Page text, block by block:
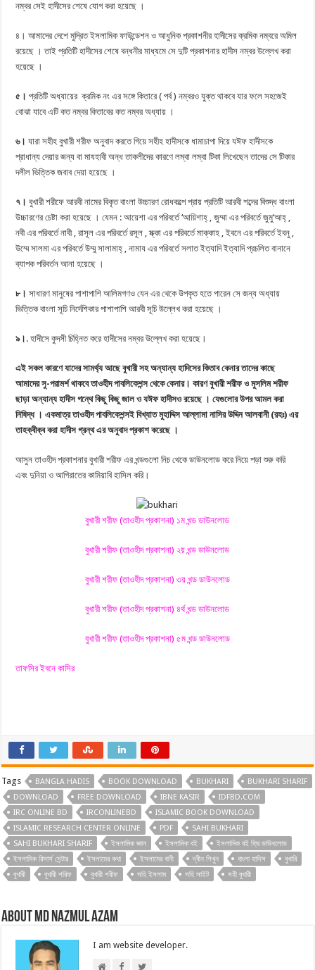
নম্বর সেই হাদীসের শেষে যোগ করা হয়েছে ।
৪। আমাদের দেশে মুদ্রিত ইসলামিক ফাউন্ডেশন ও আধুনিক প্রকাশনীর হাদীসের ক্রমিক নম্বরে অমিল
রয়েছে । তাই প্রতিটি হাদীসের শেষে বন্ধনীর মাধ্যমে সে দুটি প্রকাশনার হাদীস নম্বর উল্লেখ করা
হয়েছে ।
৫।প্রতিটি অধ্যায়ের ক্রমিক নং এর সঙ্গে কিতারে ( পর্ব ) নম্বরও যুক্ত থাকবে যার ফলে সহজেই
বোঝা যাবে এটি কত নম্বর কিতাবের কত নম্বর অধ্যায় ।
৬।যারা সহীহ বুখারী শরীফ অনুবাদ করতে গিয়ে সহীহ হাদীসকে ধামাচাপা দিয়ে যঈফ হাদীসকে
প্রাধান্য দেয়ার জন্য বা মাযহাবী অন্ধ তাকলীদের কারণে লম্বা লম্বা টিকা লিখেছেন তাদের সে টিকার
দলীল ভিত্তিক জবাব দেয়া হয়েছে ।
৭।বুখারী শরীফে আরবী নামের বিকৃত বাংলা উচ্চারণ রোধকল্পে প্রায় প্রতিটি আরবী শব্দের বিশুদ্ধ বাংলা
উচ্চারণের চেষ্টা করা হয়েছে । যেমন : আয়েশা এর পরিবর্তে ‘আয়িশাহ্ , জুম্মা এর পরিবর্তে জুমু‘আহ্ ,
নবী এর পরিবর্তে নাবী , রাসূল এর পরিবর্তে রসূল , ম্ক্কা এর পরিবর্তে মাক্কাহ , ইবনে এর পরিবর্তে ইবনু ,
উম্মে সালমা এর পরিবর্তে উম্মু সালামাহ্ , নামায এর পরিবর্তে সলাত ইত্যাদি ইত্যাদি প্রচলিত বানানে
ব্যাপক পরিবর্তন আনা হয়েছে ।
৮। সাধারণ মানুষের পাশাপাশি আলিমগণও যেন এর থেকে উপকৃত হতে পারেন সে জন্য অধ্যায়
ভিত্তিক বাংলা সূচি নির্দেশিকার পাশাপাশি আরবী সূচি উল্লেখ করা হয়েছে ।
৯। . হাদীসে কুদসী চিহ্নিত করে হাদীসের নম্বর উল্লেখ করা হয়েছে।
এই সকল কারণে যাদের সামর্থ্য আছে বুখারী সহ অন্যান্য হাদিসের কিতাব কেনার তাদের কাছে
আমাদের সু-পরামর্শ থাকবে তাওহীদ পাবলিকেশন্স থেকে কেনার। কারণ বুখারী শরীফ ও মুসলিম শরীফ
ছাড়া অন্যান্য হাদীস গন্থে কিছু কিছু জাল ও যঈফ হাদীসও রয়েছে । যেগুলোর উপর আমল করা
নিষিদ্ধ । একমাত্র তাওহীদ পাবলিকেশন্সই বিখ্যাত মুহাদ্দিস আল্লামা নাসির উদ্দিন আলবানী (রহঃ) এর
তাহক্বীক্ব করা হাদীস গ্রন্থ এর অনুবাদ প্রকাশ করেছে ।
আসুন তাওহীদ প্রকাশনার বুখারী শরীফ এর খন্ডগুলো নিচ থেকে ডাউনলোড করে নিয়ে পড়া শুরু করি
এবং দুনিয়া ও আগিরাতের কামিয়াবি হাসিল করি।
বুখারী শরীফ (তাওহীদ প্রকাশনা) ১ম খন্ড ডাউনলোড
বুখারী শরীফ (তাওহীদ প্রকাশনা) ২য় খন্ড ডাউনলোড
বুখারী শরীফ (তাওহীদ প্রকাশনা) ৩য় খন্ড ডাউনলোড
বুখারী শরীফ (তাওহীদ প্রকাশনা) ৪র্থ খন্ড ডাউনলোড
বুখারী শরীফ (তাওহীদ প্রকাশনা) ৫ম খন্ড ডাউনলোড
তাফসির ইবনে কাসির
Tags BANGLA HADIS BOOK DOWNLOAD BUKHARI
BUKHARI SHARIF
DOWNLOAD
FREE DOWNLOAD IBNE KASIR
IDFBD.COM
IRC ONLINE BD
IRCONLINEBD
ISLAMIC BOOK DOWNLOAD
ISLAMIC RESEARCH CENTER ONLINE
PDF
SAHI BUKHARI
SAHI BUKHARI SHARIF
ইসলামিক জ্ঞান ইসলামিক বই
ইসলামিক বই ফ্রি ডাউনলোড
ইসলামিক রিসার্স সেন্টার
ইসলামের কথা ইসলামের বানী দ্বীন শিখুন বাংলা হাদিস
বুখারি
বুখারী
বুখারী শরিফ বুখারী শরীফ সহি ইসলাম সহি সাইট সহী বুখারী
About Md Nazmul Azam
I am website developer.